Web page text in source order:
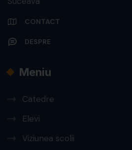
CONTACT
DESPRE
Meniu
Catedre
Elevi
Viziunea scolii